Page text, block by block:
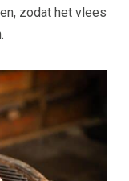
zodat het vlees